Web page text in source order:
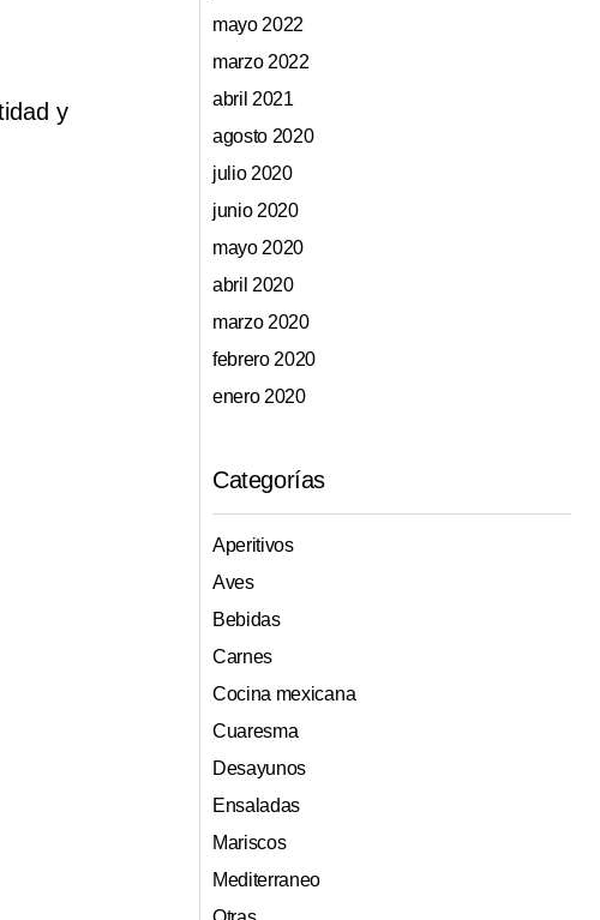
y
mayo 2022
marzo 2022
abril 2021
agosto 2020
julio 2020
junio 2020
mayo 2020
abril 2020
marzo 2020
febrero 2020
enero 2020
Categorías
Aperitivos
Aves
Bebidas
Carnes
Cocina mexicana
Cuaresma
Desayunos
Ensaladas
Mariscos
Mediterraneo